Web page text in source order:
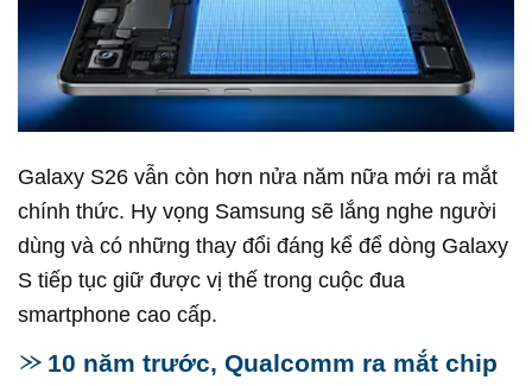
Galaxy S26 vẫn còn hơn nửa năm nữa mới ra mắt
chính thức. Hy vọng Samsung sẽ lắng nghe người
dùng và có những thay đổi đáng kể để dòng Galaxy
S tiếp tục giữ được vị thế trong cuộc đua
smartphone cao cấp.
10 năm trước, Qualcomm ra mắt chip